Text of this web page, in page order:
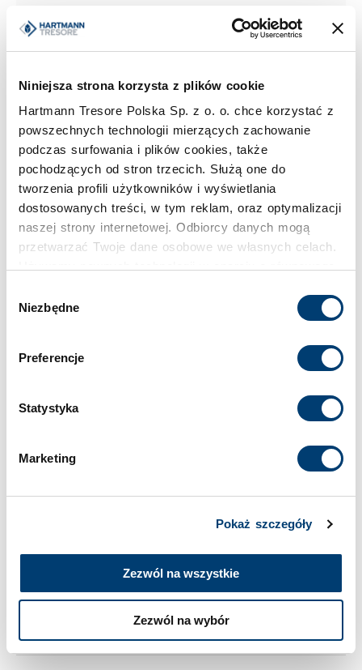
Niniejsza strona korzysta z plików cookie
Hartmann Tresore Polska Sp. z o. o. chce korzystać z
powszechnych technologii mierzących zachowanie
podczas surfowania i plików cookies, także
pochodzących od stron trzecich. Służą one do
tworzenia profili użytkowników i wyświetlania
dostosowanych treści, w tym reklam, oraz optymalizacji
naszej strony internetowej. Odbiorcy danych mogą
przetwarzać Twoje dane osobowe we własnych celach.
odrzucić i wycofać swoją zgodę w dowolnej chwili ze
w Polityce prywatności
Polityce wykorzystywania
zgody
Niezbędne
Preferencje
Statystyka
Marketing
Pokaż szczegóły
Zezwól na wszystkie
Zezwól na wybór
520 kg
Pojemność
210 l
Klasa bezpieczeństwa
IV
Limit wartości chronionej w domu
Limit wartości chronionej w firmie
Zamek elektroniczny
Wielkość sejfu
HT Signature #174
Norma ochrony antywłamaniowej